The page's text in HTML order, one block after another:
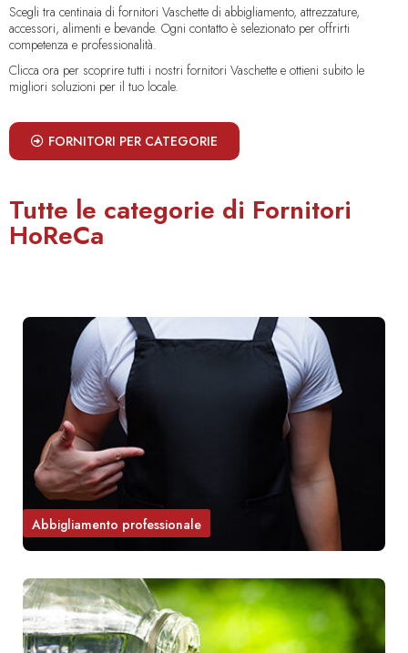
Scegli tra centinaia di fornitori Vaschette di abbigliamento, attrezzature,
accessori, alimenti e bevande. Ogni contatto è selezionato per offrirti
competenza e professionalità.
Clicca ora per scoprire tutti i nostri fornitori Vaschette e ottieni subito le
migliori soluzioni per il tuo locale.
FORNITORI PER CATEGORIE
Tutte le categorie di Fornitori
HoReCa
Abbigliamento professionale